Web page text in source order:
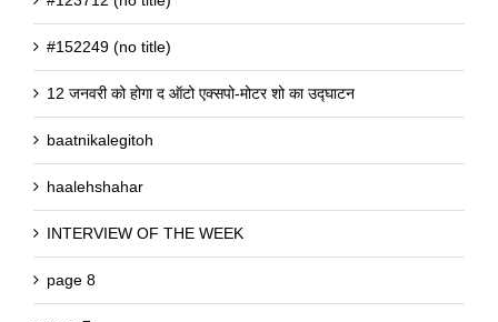
#152249 (no title)
12 जनवरी को होगा द ऑटो एक्सपो-मोटर शो का उद्घाटन
baatnikalegitoh
haalehshahar
INTERVIEW OF THE WEEK
page 8